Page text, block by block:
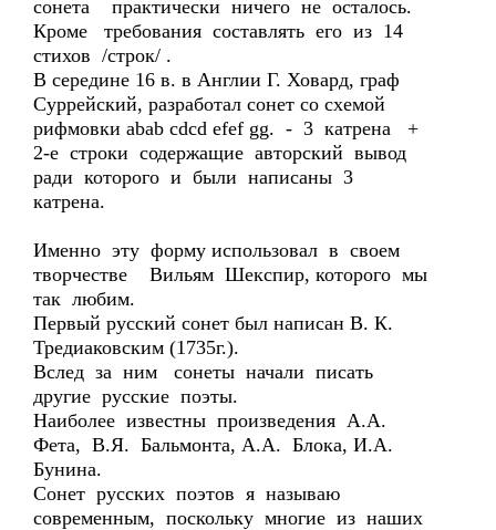
сонета практически ничего не осталось.
Кроме требования составлять его из 14
стихов /строк/ .
В середине 16 в. в Англии Г. Ховард, граф
Суррейский, разработал сонет со схемой
рифмовки abab cdcd efef gg. - 3 катрена +
2-е строки содержащие авторский вывод
ради которого и были написаны 3
катрена.
Именно эту форму использовал в своем
творчестве Вильям Шекспир, которого мы
так любим.
Первый русский сонет был написан В. К.
Тредиаковским (1735г.).
Вслед за ним сонеты начали писать
другие русские поэты.
Наиболее известны произведения А.А.
Фета, В.Я. Бальмонта, А.А. Блока, И.А.
Бунина.
Сонет русских поэтов я называю
современным, поскольку многие из наших